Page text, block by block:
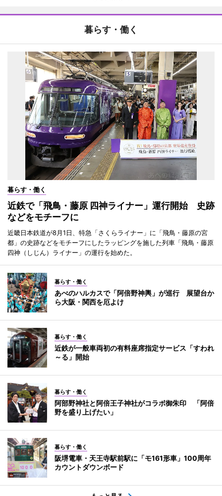
暮らす・働く
暮らす・働く
近鉄で「飛鳥・藤原 四神ライナー」運行開始 史跡
などをモチーフに
近畿日本鉄道が8月1日、特急「さくらライナー」に「飛鳥・藤原の宮
都」の史跡などをモチーフにしたラッピングを施した列車「飛鳥・藤原
四神（しじん）ライナー」の運行を始めた。
暮らす・働く
あべのハルカスで「阿倍野神輿」が巡行 展望台か
ら大阪・関西を厄よけ
暮らす・働く
近鉄が一般車両初の有料座席指定サービス「すわれ
～る」開始
暮らす・働く
阿部野神社と阿倍王子神社がコラボ御朱印 「阿倍
野を盛り上げたい」
暮らす・働く
阪堺電車・天王寺駅前駅に「モ161形車」100周年
カウントダウンボード